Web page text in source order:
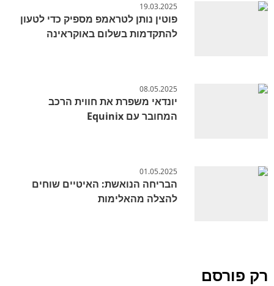
19.03.2025
פוטין נותן לטראמפ מספיק כדי לטעון
להתקדמות בשלום באוקראינה
08.05.2025
יונדאי משפרת את חווית הרכב
המחובר עם Equinix
01.05.2025
הבריחה הנואשת: האיטיים שוחים
להצלה מהאלימות
רק פורסם